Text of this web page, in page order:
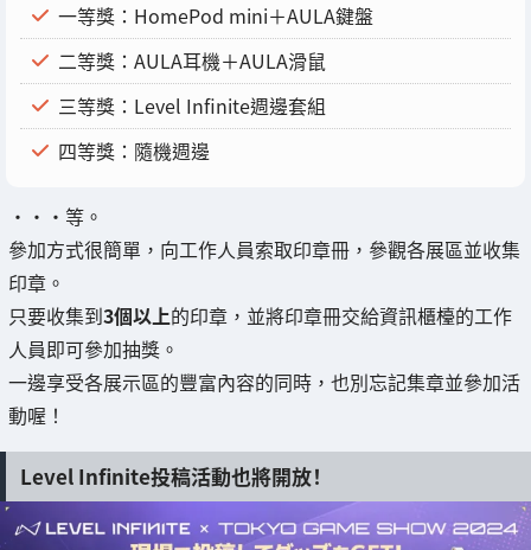
一等獎：HomePod mini＋AULA鍵盤
二等獎：AULA耳機＋AULA滑鼠
三等獎：Level Infinite週邊套組
四等獎：隨機週邊
・・・等。
參加方式很簡單，向工作人員索取印章冊，參觀各展區並收集
印章。
只要收集到3個以上的印章，並將印章冊交給資訊櫃檯的工作
人員即可參加抽獎。
一邊享受各展示區的豐富內容的同時，也別忘記集章並參加活
動喔！
Level Infinite投稿活動也將開放！